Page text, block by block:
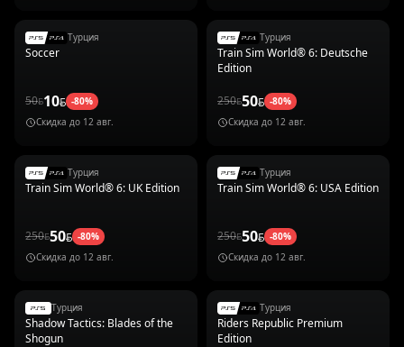
Турция
Soccer
50 10 -80%
Скидка до 12 авг.
Турция
Train Sim World® 6: Deutsche
Edition
250 50 -80%
Скидка до 12 авг.
Турция
Train Sim World® 6: UK Edition
250 50 -80%
Скидка до 12 авг.
Турция
Train Sim World® 6: USA Edition
250 50 -80%
Скидка до 12 авг.
Турция
Shadow Tactics: Blades of the
Shogun
Турция
Riders Republic Premium
Edition